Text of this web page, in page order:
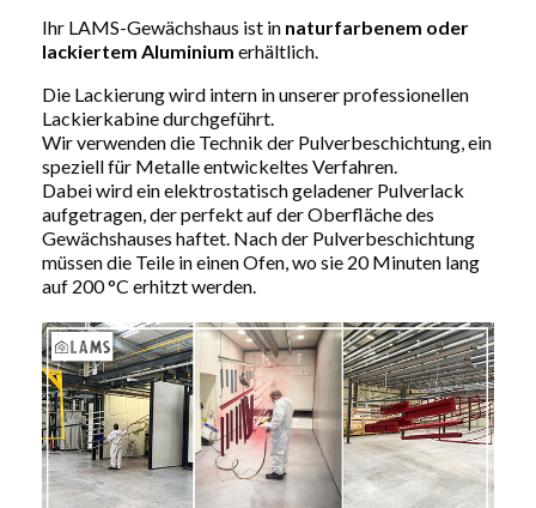
Ihr LAMS-Gewächshaus ist in naturfarbenem oder
lackiertem Aluminium erhältlich.
Die Lackierung wird intern in unserer professionellen
Lackierkabine durchgeführt.
Wir verwenden die Technik der Pulverbeschichtung, ein
speziell für Metalle entwickeltes Verfahren.
Dabei wird ein elektrostatisch geladener Pulverlack
aufgetragen, der perfekt auf der Oberfläche des
Gewächshauses haftet. Nach der Pulverbeschichtung
müssen die Teile in einen Ofen, wo sie 20 Minuten lang
auf 200 °C erhitzt werden.